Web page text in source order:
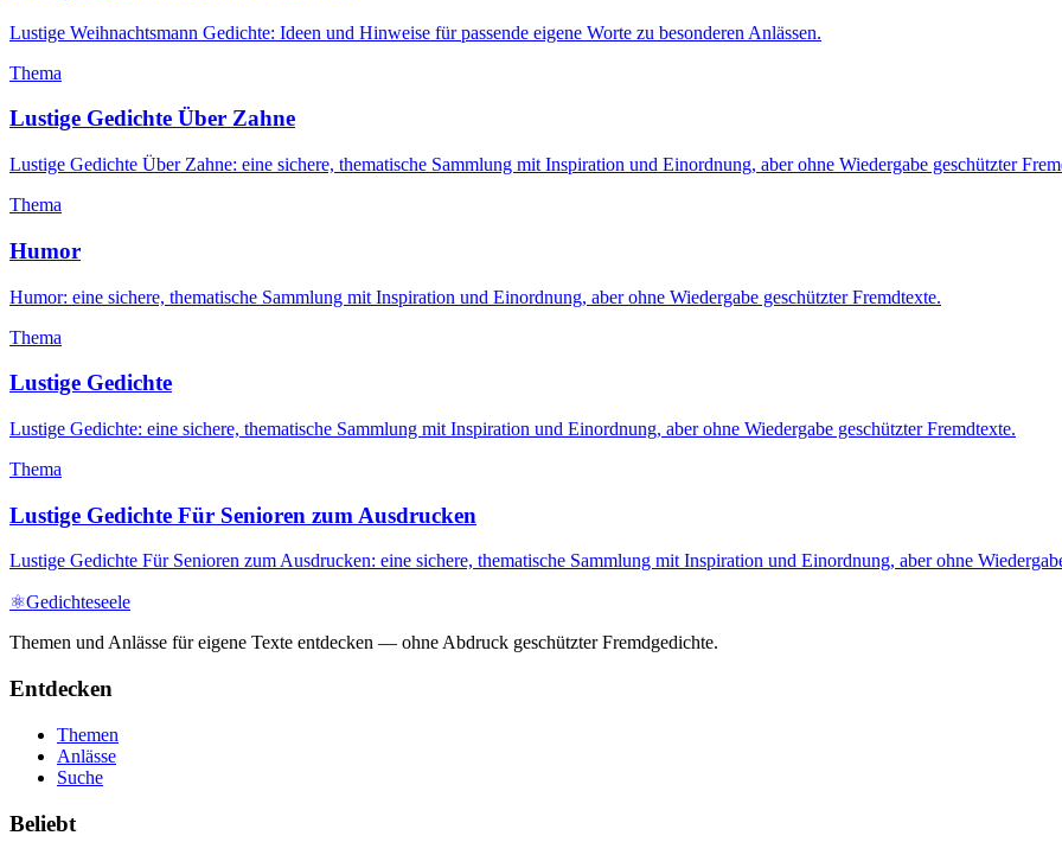
Lustige Weihnachtsmann Gedichte: Ideen und Hinweise für passende eigene Worte zu besonderen Anlässen.
Thema
Lustige Gedichte Über Zahne
Lustige Gedichte Über Zahne: eine sichere, thematische Sammlung mit Inspiration und Einordnung, aber ohne Wiedergabe geschützter
Thema
Humor
Humor: eine sichere, thematische Sammlung mit Inspiration und Einordnung, aber ohne Wiedergabe geschützter Fremdtexte.
Thema
Lustige Gedichte
Lustige Gedichte: eine sichere, thematische Sammlung mit Inspiration und Einordnung, aber ohne Wiedergabe geschützter Fremdtexte.
Thema
Lustige Gedichte Für Senioren zum Ausdrucken
Lustige Gedichte Für Senioren zum Ausdrucken: eine sichere, thematische Sammlung mit Inspiration und Einordnung, aber ohne
⚛Gedichteseele
Themen und Anlässe für eigene Texte entdecken — ohne Abdruck geschützter Fremdgedichte.
Entdecken
Themen
Anlässe
Suche
Beliebt